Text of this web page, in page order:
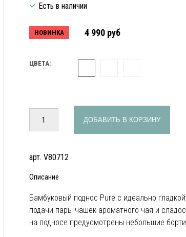
Есть в наличии
НОВИНКА 4 990 руб
ЦВЕТА:
ДОБАВИТЬ В КОРЗИНУ
арт. V80712
Описание
Бамбуковый поднос Pure с идеально
подачи пары чашек ароматного чая и
на подносе предусмотрены небольшие